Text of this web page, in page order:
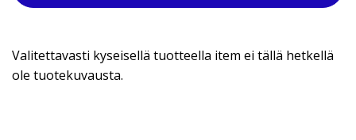
Valitettavasti kyseisellä tuotteella item ei tällä hetkellä
ole tuotekuvausta.